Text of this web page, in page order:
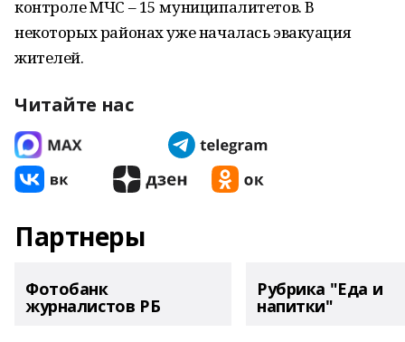
контроле МЧС – 15 муниципалитетов. В
некоторых районах уже началась эвакуация
жителей.
Читайте нас
Партнеры
Фотобанк
журналистов РБ
Рубрика "Еда и
напитки"